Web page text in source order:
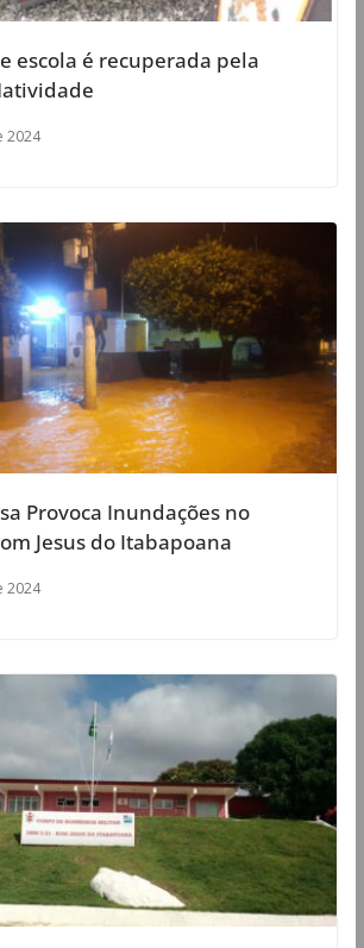
escola é recuperada pela
2024
Provoca Inundações no
Jesus do Itabapoana
2024